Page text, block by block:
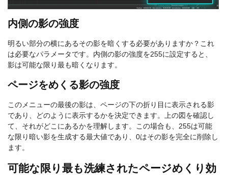
内側の影の強度
明るい部分の横にあるその影を暗くする必要がありますか？これ
は必要なパラメータです。内側の影の強度を255に設定すると、
影は可能な限り最も暗くなります。
ページをめくる影の強度
このメニューの最後の影は、ページの下の折り目に表示される影
であり、どのように表示するかを決定できます。上の図を確認し
て、それがどこにあるかを理解します。この場合も、255は可能
な限り暗い影を生成する最大値であり、0はその影を完全に削除し
ます。
可能な限り最も洗練されたページめくり効